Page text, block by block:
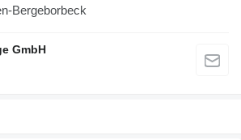
Bergeborbeck
GmbH